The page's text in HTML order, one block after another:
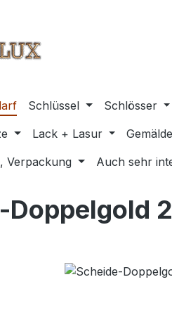
Schlüssel Schlösser
Lack + Lasur
Verpackung
Auch sehr
Doppelgold